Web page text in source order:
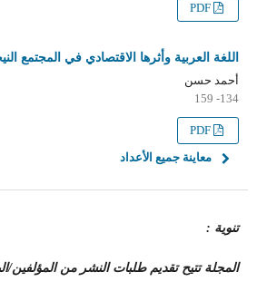
PDF
اللغة العربية وأثرها الاقتصادي في المجتمع
أحمد حسن
134- 159
PDF
معاينة جميع الأعداد
تنوية :
المجلة تتيح تقديم طلبات النشر من المؤلفين/